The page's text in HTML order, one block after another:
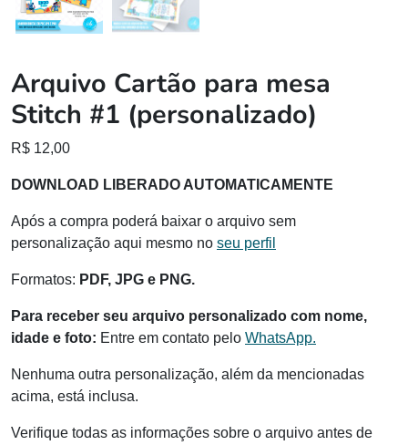
Arquivo Cartão para mesa
Stitch #1 (personalizado)
R$ 12,00
DOWNLOAD LIBERADO AUTOMATICAMENTE
Após a compra poderá baixar o arquivo sem
personalização aqui mesmo no seu perfil
Formatos: PDF, JPG e PNG.
Para receber seu arquivo personalizado com nome,
idade e foto: Entre em contato pelo WhatsApp.
Nenhuma outra personalização, além da mencionadas
acima, está inclusa.
Verifique todas as informações sobre o arquivo antes de